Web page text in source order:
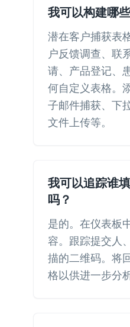
我可以构建哪
潜在客户捕获表
户反馈调查、联
请、产品登记、
何自定义表格。
子邮件捕获、下
文件上传等。
我可以追踪谁
吗？
是的。在仪表板
容。跟踪提交人
描的二维码。将
格以供进一步分析